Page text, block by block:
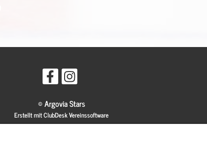
© Argovia Stars
Erstellt mit ClubDesk Vereinssoftware